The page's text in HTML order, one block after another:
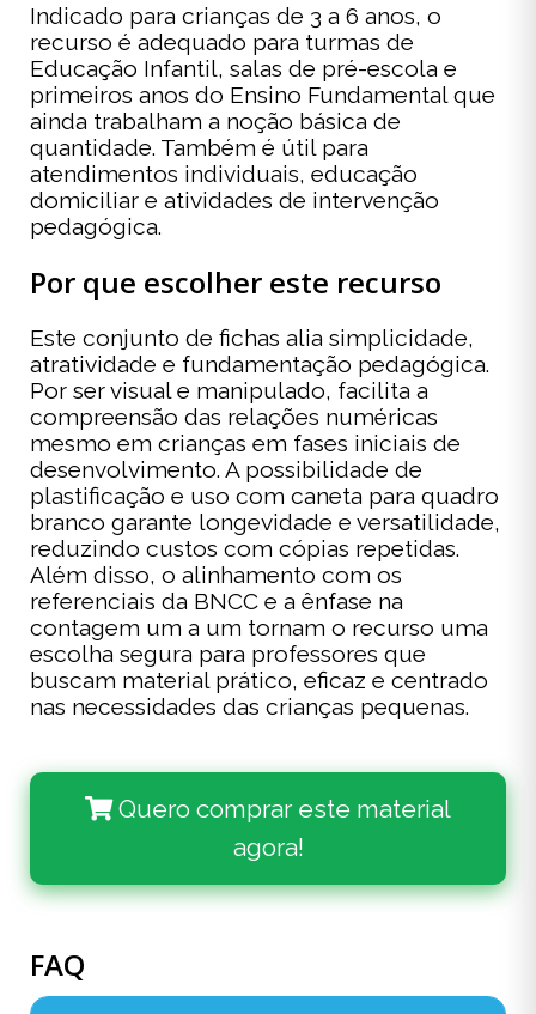
Indicado para crianças de 3 a 6 anos, o
recurso é adequado para turmas de
Educação Infantil, salas de pré-escola e
primeiros anos do Ensino Fundamental que
ainda trabalham a noção básica de
quantidade. Também é útil para
atendimentos individuais, educação
domiciliar e atividades de intervenção
pedagógica.
Por que escolher este recurso
Este conjunto de fichas alia simplicidade,
atratividade e fundamentação pedagógica.
Por ser visual e manipulado, facilita a
compreensão das relações numéricas
mesmo em crianças em fases iniciais de
desenvolvimento. A possibilidade de
plastificação e uso com caneta para quadro
branco garante longevidade e versatilidade,
reduzindo custos com cópias repetidas.
Além disso, o alinhamento com os
referenciais da BNCC e a ênfase na
contagem um a um tornam o recurso uma
escolha segura para professores que
buscam material prático, eficaz e centrado
nas necessidades das crianças pequenas.
Quero comprar este material
agora!
FAQ